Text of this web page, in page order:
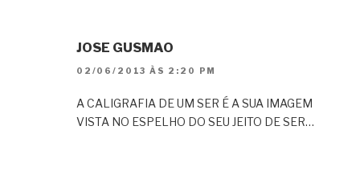
JOSE GUSMAO
02/06/2013 ÀS 2:20 PM
A CALIGRAFIA DE UM SER É A SUA IMAGEM
VISTA NO ESPELHO DO SEU JEITO DE SER…